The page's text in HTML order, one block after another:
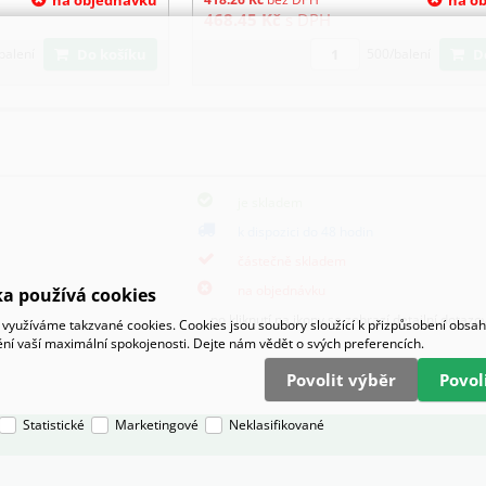
468.45Kč s DPH
po kliknutí na ikony se zobrazí detailní
používá cookies
takzvané cookies. Cookies jsou soubory sloužící k přizpůsobení
vaší maximální spokojenosti. Dejte nám vědět o svých preferencích.
Povolit výběr
Statistické Marketingové Neklasifikované